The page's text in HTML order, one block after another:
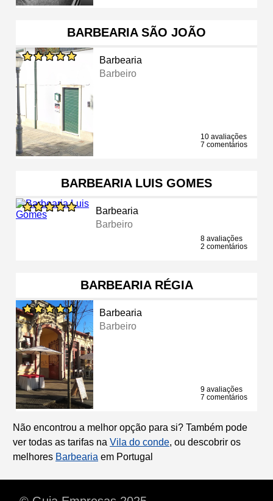
BARBEARIA SÃO JOÃO
Barbearia
Barbeiro
10 avaliações
7 comentários
BARBEARIA LUIS GOMES
Barbearia
Barbeiro
8 avaliações
2 comentários
BARBEARIA RÉGIA
Barbearia
Barbeiro
9 avaliações
7 comentários
Não encontrou a melhor opção para si? Também pode
ver todas as tarifas na Vila do conde, ou descobrir os
melhores Barbearia em Portugal